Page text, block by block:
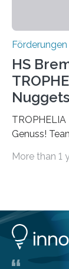
Förderungen
HS
Genuss!
Studierende
wurde zum
Nuggets”
More than 1